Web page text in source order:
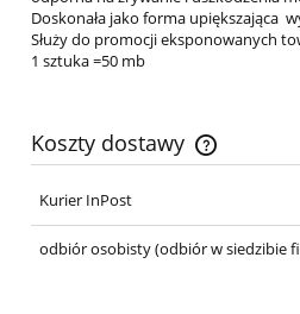
Doskonała jako forma upiększająca
Służy do promocji eksponowanych
1 sztuka =50 mb
Koszty dostawy
Cena nie zawiera ewentualnych
Kurier InPost
odbiór osobisty(odbiór w siedzibie